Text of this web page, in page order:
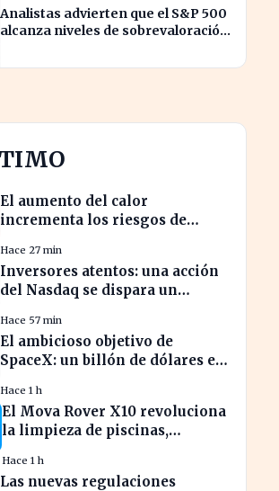
Analistas advierten que el S&P 500
alcanza niveles de sobrevaloración
El aumento del calor
incrementa los riesgos de
críticas
Hace 27 min
Inversores atentos: una acción
del Nasdaq se dispara un
Hace 57 min
El ambicioso objetivo de
SpaceX: un billón de dólares en
Hace 1 h
El Mova Rover X10 revoluciona
la limpieza de piscinas,
usuarios
Hace 1 h
Las nuevas regulaciones